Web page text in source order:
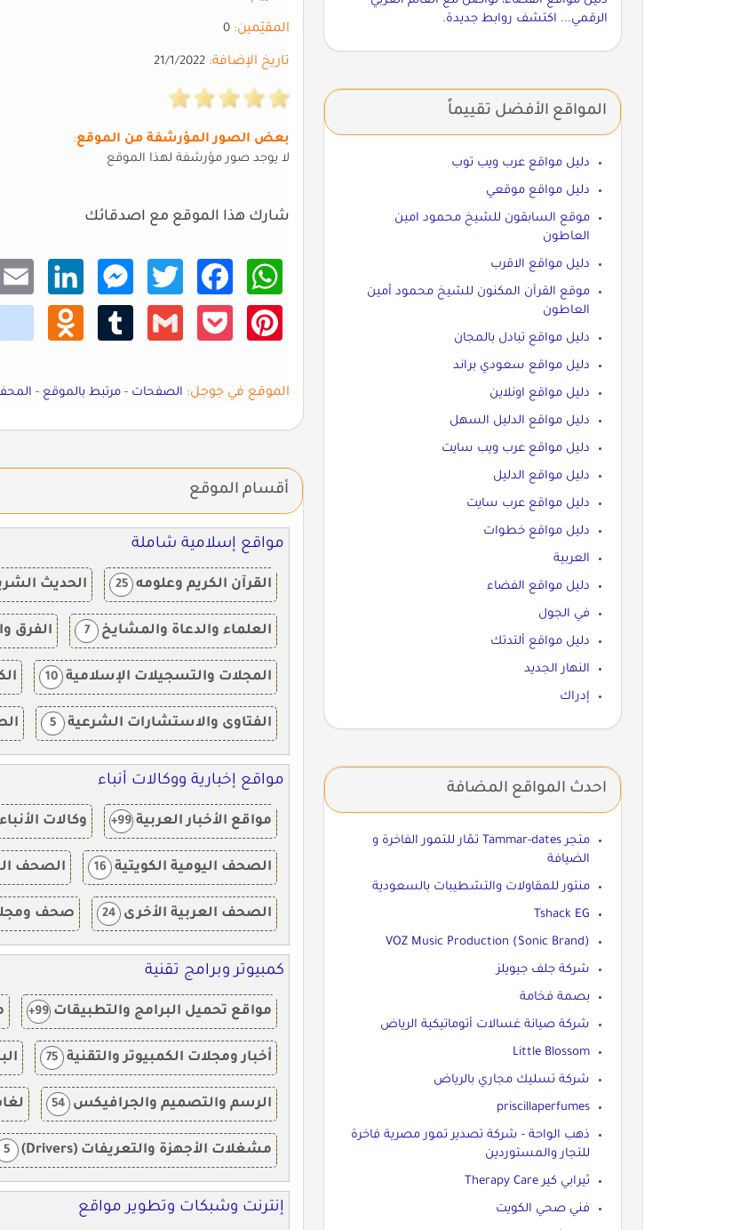
المقيّمين:
تاريخ الإضافة:
بعض الصور المؤرشفة من الموقع:
لا يوجد صور مؤرشفة لهذا الموقع
شارك هذا الموقع مع اصدقائك
What
sApp
Faceb
ook
Twitt
er
Mess
enger
Linke
dIn
Email
Pinte
rest
Pocke
Gmail
Tumb
Odno
klass
niki
الموقع في جوجل: الصفحات - مرتبط بالموقع -
أقسام الموقع
مواقع إسلامية شاملة
القرآن الكريم وعلومه 25 الحديث
العلماء والدعاة والمشايخ 7 الفرق
المجلات والتسجيلات الإسلامية 10
الفتاوى والاستشارات الشرعية 5
مواقع إخبارية ووكالات أنباء
مواقع الأخبار العربية 99+ وكالات
الصحف اليومية الكويتية 16 الصحف
الصحف العربية الأخرى 24 صحف
كمبيوتر وبرامج تقنية
مواقع تحميل البرامج والتطبيقات 99+
أخبار ومجلات الكمبيوتر والتقنية 75
الرسم والتصميم والجرافيكس 54
مشغلات الأجهزة والتعريفات (Drivers) 5
إنترنت وشبكات وتطوير مواقع
الرقمي... اكتشف روابط جديدة.
المواقع الأفضل تقييماً
دليل مواقع عرب ويب توب
دليل مواقع موقعي
موقع السابقون للشيخ محمود امين
العاطون
دليل مواقع الاقرب
موقع القرآن المكنون للشيخ محمود أمين
العاطون
دليل مواقع تبادل بالمجان
دليل مواقع سعودي براند
دليل مواقع اونلاين
دليل مواقع الدليل السهل
دليل مواقع عرب ويب سايت
دليل مواقع الدليل
دليل مواقع عرب سايت
دليل مواقع خطوات
العربية
دليل مواقع الفضاء
في الجول
دليل مواقع ألتدتك
النهار الجديد
إدراك
احدث المواقع المضافة
متجر Tammar-dates تمّار للتمور الفاخرة و
الضيافة
منتور للمقاولات والتشطيبات بالسعودية
Tshack EG
VOZ Music Production (Sonic Brand)
شركة جلف جيويلز
بصمة فخامة
شركة صيانة غسالات أتوماتيكية الرياض
Little Blossom
شركة تسليك مجاري بالرياض
priscillaperfumes
ذهب الواحة - شركة تصدير تمور مصرية فاخرة
للتجار والمستوردين
ثيرابي كير Therapy Care
فني صحي الكويت